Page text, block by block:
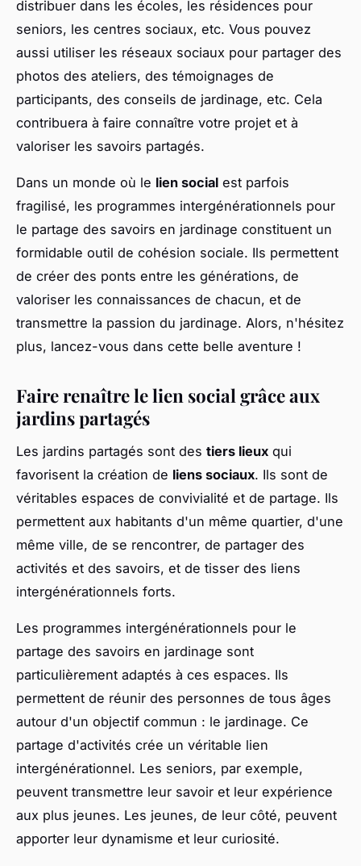
distribuer dans les écoles, les résidences pour
seniors, les centres sociaux, etc. Vous pouvez
aussi utiliser les réseaux sociaux pour partager des
photos des ateliers, des témoignages de
participants, des conseils de jardinage, etc. Cela
contribuera à faire connaître votre projet et à
valoriser les savoirs partagés.
Dans un monde où le lien social est parfois
fragilisé, les programmes intergénérationnels pour
le partage des savoirs en jardinage constituent un
formidable outil de cohésion sociale. Ils permettent
de créer des ponts entre les générations, de
valoriser les connaissances de chacun, et de
transmettre la passion du jardinage. Alors, n'hésitez
plus, lancez-vous dans cette belle aventure !
Faire renaître le lien social grâce aux
jardins partagés
Les jardins partagés sont des tiers lieux qui
favorisent la création de liens sociaux. Ils sont de
véritables espaces de convivialité et de partage. Ils
permettent aux habitants d'un même quartier, d'une
même ville, de se rencontrer, de partager des
activités et des savoirs, et de tisser des liens
intergénérationnels forts.
Les programmes intergénérationnels pour le
partage des savoirs en jardinage sont
particulièrement adaptés à ces espaces. Ils
permettent de réunir des personnes de tous âges
autour d'un objectif commun : le jardinage. Ce
partage d'activités crée un véritable lien
intergénérationnel. Les seniors, par exemple,
peuvent transmettre leur savoir et leur expérience
aux plus jeunes. Les jeunes, de leur côté, peuvent
apporter leur dynamisme et leur curiosité.